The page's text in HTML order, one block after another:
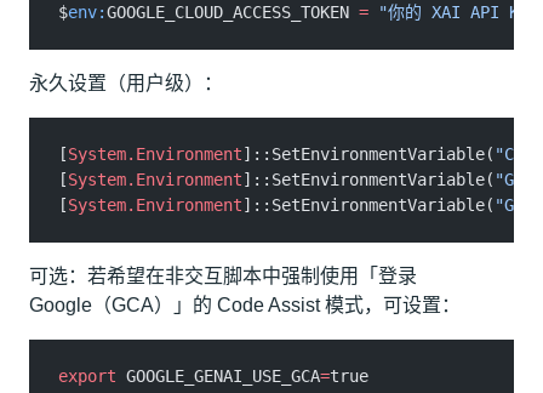
$env:GOOGLE_CLOUD_ACCESS_TOKEN = "你的 XAI API
永久设置（用户级）：
[System.Environment]::SetEnvironmentVariable(
[System.Environment]::SetEnvironmentVariable(
[System.Environment]::SetEnvironmentVariable(
可选：若希望在非交互脚本中强制使用「登录
Google（GCA）」的 Code Assist 模式，可设置：
export GOOGLE_GENAI_USE_GCA=true